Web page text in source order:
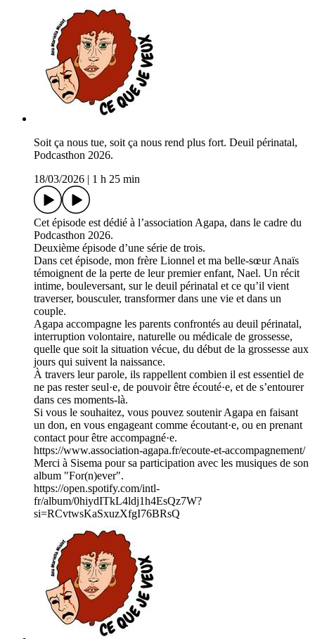
Soit ça nous tue, soit ça nous rend plus fort. Deuil périnatal,
Podcasthon 2026.
18/03/2026
1 h 25 min
Cet épisode est dédié à l’association Agapa, dans le cadre du
Podcasthon 2026.
Deuxième épisode d’une série de trois.
Dans cet épisode, mon frère Lionnel et ma belle-sœur Anaïs
témoignent de la perte de leur premier enfant, Nael. Un récit
intime, bouleversant, sur le deuil périnatal et ce qu’il vient
traverser, bousculer, transformer dans une vie et dans un
couple.
Agapa accompagne les parents confrontés au deuil périnatal,
interruption volontaire, naturelle ou médicale de grossesse,
quelle que soit la situation vécue, du début de la grossesse aux
jours qui suivent la naissance.
À travers leur parole, ils rappellent combien il est essentiel de
ne pas rester seul·e, de pouvoir être écouté·e, et de s’entourer
dans ces moments-là.
Si vous le souhaitez, vous pouvez soutenir Agapa en faisant
un don, en vous engageant comme écoutant·e, ou en prenant
contact pour être accompagné·e.
⁠⁠https://www.association-agapa.fr/ecoute-et-accompagnement/⁠⁠
Merci à Sisema pour sa participation avec les musiques de son
album "For(n)ever".
⁠⁠https://open.spotify.com/intl-
fr/album/0hiydITkL4ldj1h4EsQz7W?
si=RCvtwsKaSxuzXfgI76BRsQ⁠⁠